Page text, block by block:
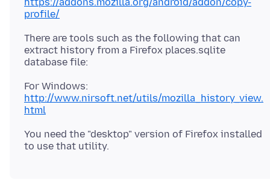
profile/
There are tools such as the following that can
extract history from a Firefox places.sqlite
For Windows:
http://www.nirsoft.net/utils/mozilla_history_view.
html
You need the "desktop" version of Firefox installed